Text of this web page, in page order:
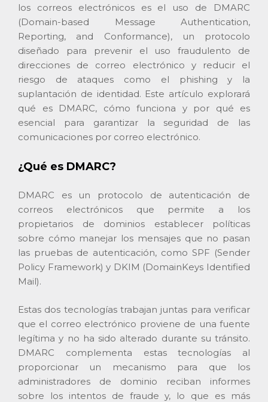
los correos electrónicos es el uso de DMARC
(Domain-based Message Authentication,
Reporting, and Conformance), un protocolo
diseñado para prevenir el uso fraudulento de
direcciones de correo electrónico y reducir el
riesgo de ataques como el phishing y la
suplantación de identidad. Este artículo explorará
qué es DMARC, cómo funciona y por qué es
esencial para garantizar la seguridad de las
comunicaciones por correo electrónico.
¿Qué es DMARC?
DMARC es un protocolo de autenticación de
correos electrónicos que permite a los
propietarios de dominios establecer políticas
sobre cómo manejar los mensajes que no pasan
las pruebas de autenticación, como SPF (Sender
Policy Framework) y DKIM (DomainKeys Identified
Mail).
Estas dos tecnologías trabajan juntas para verificar
que el correo electrónico proviene de una fuente
legítima y no ha sido alterado durante su tránsito.
DMARC complementa estas tecnologías al
proporcionar un mecanismo para que los
administradores de dominio reciban informes
sobre los intentos de fraude y, lo que es más